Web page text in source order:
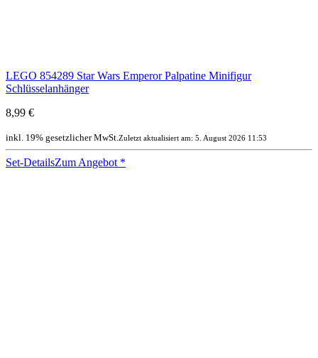
LEGO 854289 Star Wars Emperor Palpatine Minifigur
Schlüsselanhänger
8,99 €
inkl. 19% gesetzlicher MwSt.Zuletzt aktualisiert am: 5. August 2026 11:53
Set-DetailsZum Angebot *